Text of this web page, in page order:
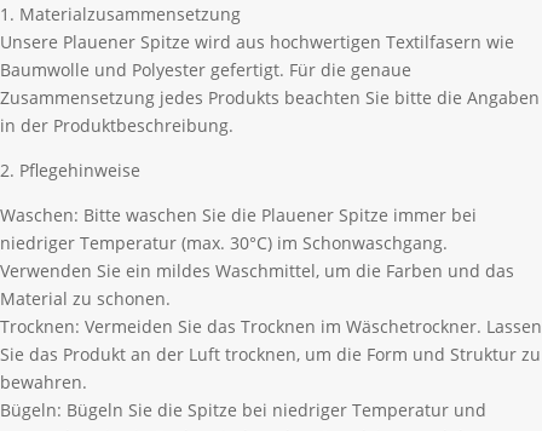
1. Materialzusammensetzung
Unsere Plauener Spitze wird aus hochwertigen Textilfasern wie
Baumwolle und Polyester gefertigt. Für die genaue
Zusammensetzung jedes Produkts beachten Sie bitte die Angaben
in der Produktbeschreibung.
2. Pflegehinweise
Waschen: Bitte waschen Sie die Plauener Spitze immer bei
niedriger Temperatur (max. 30°C) im Schonwaschgang.
Verwenden Sie ein mildes Waschmittel, um die Farben und das
Material zu schonen.
Trocknen: Vermeiden Sie das Trocknen im Wäschetrockner. Lassen
Sie das Produkt an der Luft trocknen, um die Form und Struktur zu
bewahren.
Bügeln: Bügeln Sie die Spitze bei niedriger Temperatur und